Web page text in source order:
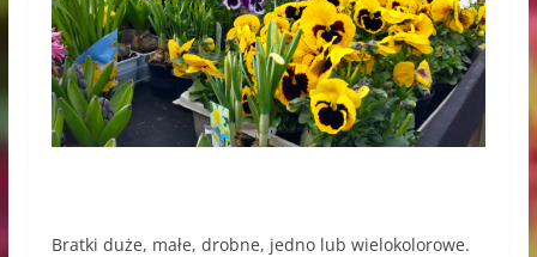
Bratki duże, małe, drobne, jedno lub wielokolorowe.